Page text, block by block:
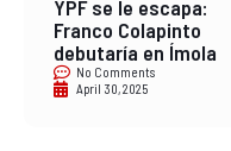
YPF se le escapa:
Franco Colapinto
debutaría en Ímola
No Comments
April 30, 2025